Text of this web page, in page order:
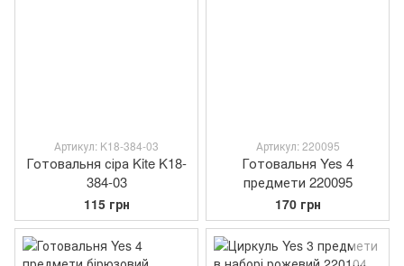
Артикул: K18-384-03
Готовальня сіра Kite K18-
384-03
115 грн
Артикул: 220095
Готовальня Yes 4
предмети 220095
170 грн